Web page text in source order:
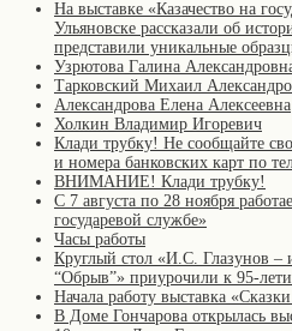
На выставке «Казачество на
Ульяновске рассказали об
представили уникальные
Узрютова Галина
Тарковский Михаил
Александрова Елена Алексеевна
Холкин Владимир Игоревич
Клади трубку! Не сообщайте
и номера банковских карт по
ВНИМАНИЕ! Клади трубку!
С 7 августа по 28 ноября
государевой службе»
Часы работы
Круглый стол «И.С. Глазунов –
“Обрыв”» приурочили к 95-
Начала работу выставка
В Доме Гончарова открылась